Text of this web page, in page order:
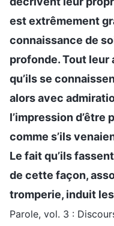
est extrêmement
connaissance de
profonde. Tout leur
qu’ils se
alors avec
l’impression
comme s’ils
Le fait qu’ils
de cette façon,
tromperie, induit
Parole, vol. 3 :